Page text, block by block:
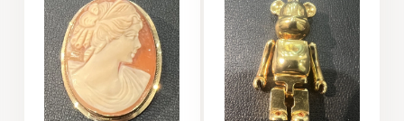
ド衣類 お酒買取りのことなら、
お任せくださいなかでも金・プラ
チナ等のアクセサリー・貴金属・
宝石・ダイヤモンド・ジュエリー
や ブランド品・時計等は特に自
信を持って、高額査定を実現して
おります。 古くて使わなくなっ
ださいなかでも金・プラチナ等の
アクセサリー・貴金属・宝石・ダ
イヤモンド・ジュエリーや ブラ
ンド品・時計等は特に自信を持っ
て、高額査定を実現しておりま
す。 古くて使わなくなってしま
ったアクセサリー、動かなくなっ